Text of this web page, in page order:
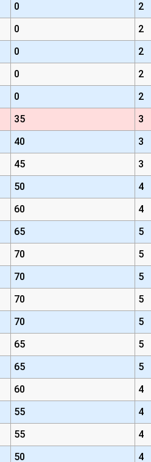
0 2
0 2
0 2
0 2
0 2
35 3
40 3
45 3
50 4
60 4
65 5
70 5
70 5
70 5
70 5
65 5
65 5
60 4
55 4
55 4
50 4